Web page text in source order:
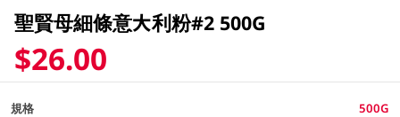
聖賢母細條意大利粉#2 500G
$26.00
規格 500G